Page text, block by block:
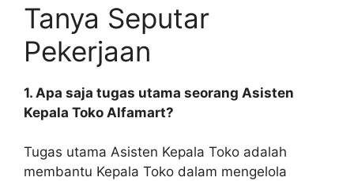
Tanya Seputar
Pekerjaan
1. Apa saja tugas utama seorang Asisten
Kepala Toko Alfamart?
Tugas utama Asisten Kepala Toko adalah
membantu Kepala Toko dalam mengelola